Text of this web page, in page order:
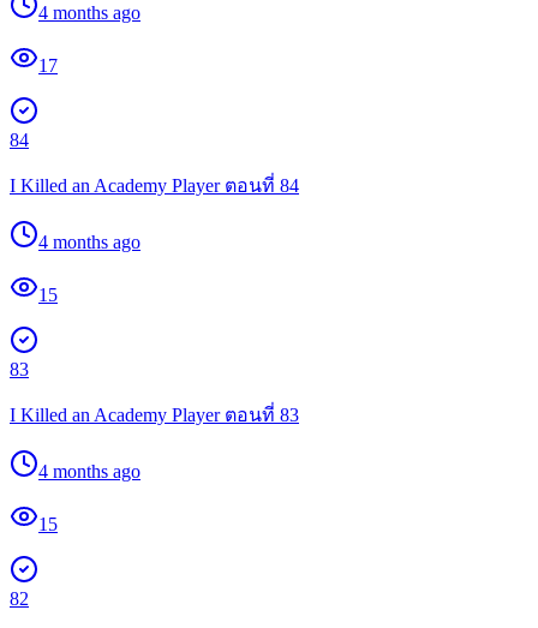
4 months ago
17
84
I Killed an Academy Player ตอนที่ 84
4 months ago
15
83
I Killed an Academy Player ตอนที่ 83
4 months ago
15
82